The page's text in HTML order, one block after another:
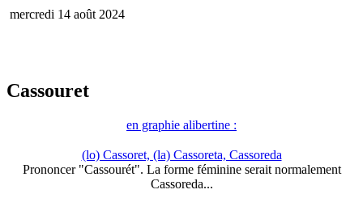
mercredi 14 août 2024
Cassouret
en graphie alibertine :
(lo) Cassoret, (la) Cassoreta, Cassoreda
Prononcer "Cassourét". La forme féminine serait normalement
Cassoreda...